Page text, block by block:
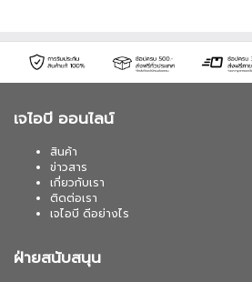
เจไอบี ออนไลน์
สินค้า
ข่าวสาร
เกี่ยวกับเรา
ติดต่อเรา
เจไอบี ดีอย่างไร
ฝ่ายสนับสนุน